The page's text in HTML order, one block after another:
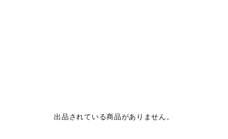
出品されている商品がありません。